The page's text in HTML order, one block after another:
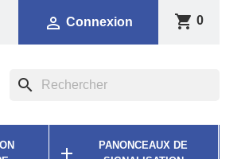
 Connexion shopping_cart 0
search

PANONCEAUX DE